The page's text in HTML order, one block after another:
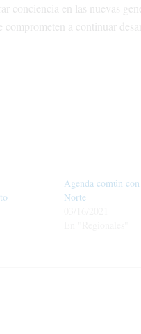
conciencia en las nuevas
a continuar
Agenda común
Norte